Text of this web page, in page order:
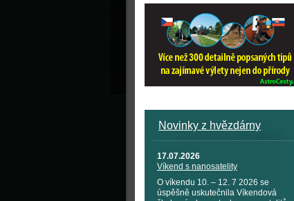
Novinky z hvězdárny
17.07.2026
Víkend s nanosatelity
O víkendu 10. – 12. 7 2026 se
úspěšně uskutečnila Víkendová